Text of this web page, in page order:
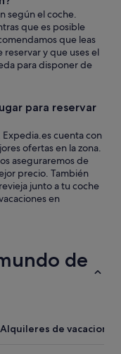
según el coche.
que es posible
que leas
y que uses el
para disponer de
para reservar
cuenta con
ofertas en la zona.
aseguraremos de
precio. También
junto a tu coche
en
de
Alquileres de vacaciones